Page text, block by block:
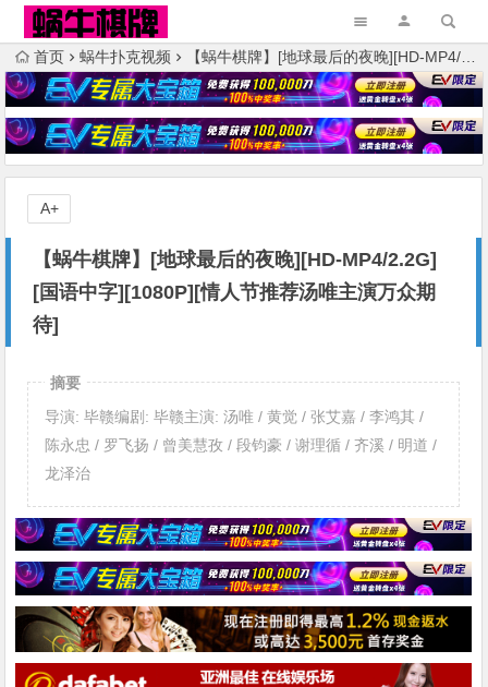
首页 蜗牛扑克视频 【蜗牛棋牌】[地球最后的夜晚][HD-MP4/2.2G][国语中字][1080P][情人节推荐汤唯主演万众期待]
【蜗牛棋牌】[地球最后的夜晚][HD-MP4/2.2G]
[国语中字][1080P][情人节推荐汤唯主演万众期
待]
A+
摘要
导演: 毕赣编剧: 毕赣主演: 汤唯 / 黄觉 / 张艾嘉 / 李鸿其 /
陈永忠 / 罗飞扬 / 曾美慧孜 / 段钧豪 / 谢理循 / 齐溪 / 明道 /
龙泽治